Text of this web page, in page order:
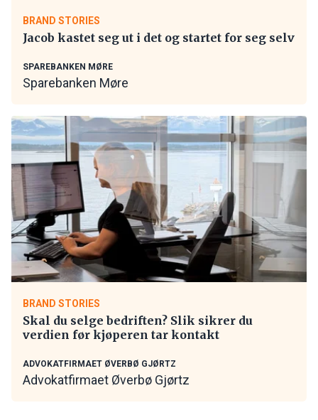
BRAND STORIES
Jacob kastet seg ut i det og startet for seg selv
SPAREBANKEN MØRE
Sparebanken Møre
BRAND STORIES
Skal du selge bedriften? Slik sikrer du
verdien før kjøperen tar kontakt
ADVOKATFIRMAET ØVERBØ GJØRTZ
Advokatfirmaet Øverbø Gjørtz